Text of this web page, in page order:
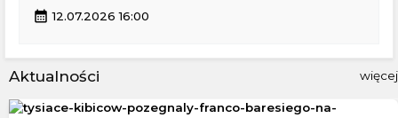
calendar_month 12.07.2026 16:00
Aktualności więcej